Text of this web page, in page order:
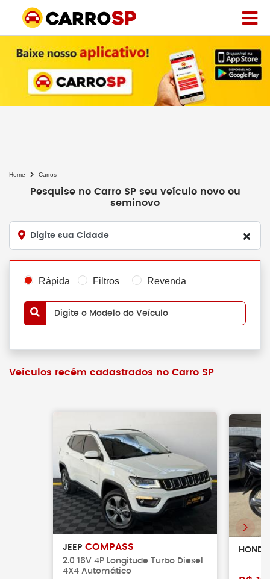
Home Carros
Pesquise no Carro SP seu veículo novo ou
seminovo
Digite sua Cidade
Rápida Filtros Revenda
Digite o Modelo do Veículo
Veículos recém cadastrados no Carro SP
JEEP COMPASS
2.0 16V 4P Longitude Turbo Diesel
4X4 Automático